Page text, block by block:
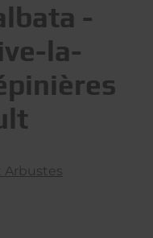
-
la-
Arbustes